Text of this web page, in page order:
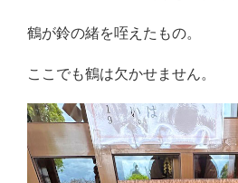
鶴が鈴の緒を咥えたもの。
ここでも鶴は欠かせません。